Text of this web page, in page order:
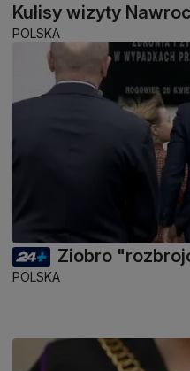
Kulisy wizyty
POLSKA
Ziobro
POLSKA